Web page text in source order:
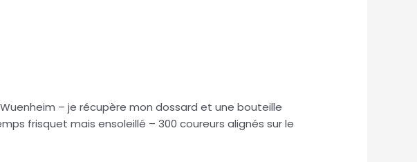
– je récupère mon dossard et une bouteille
frisquet mais ensoleillé – 300 coureurs alignés sur le